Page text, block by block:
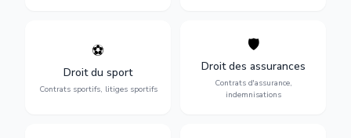
⚽
Droit du sport
Contrats sportifs, litiges sportifs
Expertise en droit sportif :
transferts, sponsoring et
contentieux.
🛡️
Droit des assurances
Contrats d'assurance,
indemnisations
Défense de vos intérêts :
contrats d'assurance,
sinistres et indemnisations
optimales.